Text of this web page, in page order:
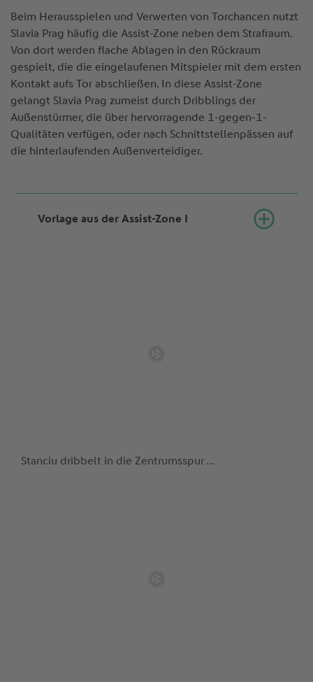
Beim Herausspielen und Verwerten von Torchancen nutzt
Slavia Prag häufig die Assist-Zone neben dem Strafraum.
Von dort werden flache Ablagen in den Rückraum
gespielt, die die eingelaufenen Mitspieler mit dem ersten
Kontakt aufs Tor abschließen. In diese Assist-Zone
gelangt Slavia Prag zumeist durch Dribblings der
Außenstürmer, die über hervorragende 1-gegen-1-
Qualitäten verfügen, oder nach Schnittstellenpässen auf
die hinterlaufenden Außenverteidiger.
Vorlage aus der Assist-Zone I
Stanciu dribbelt in die Zentrumsspur ...